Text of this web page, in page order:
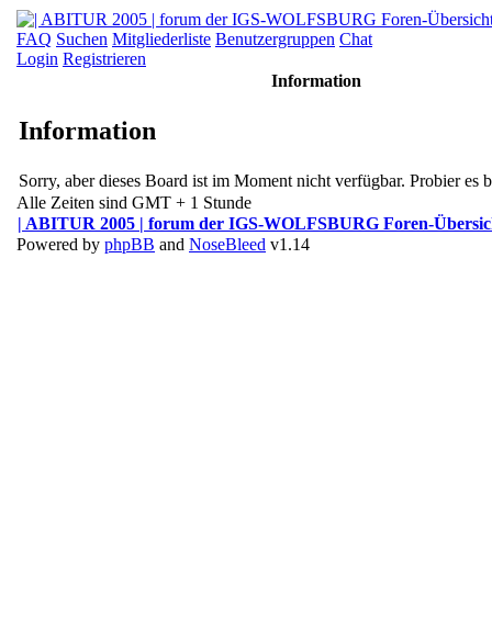
FAQ Suchen Mitgliederliste Benutzergruppen Chat
Login Registrieren
Information
Information
Sorry, aber dieses Board ist im Moment nicht verfügbar. Probier es
Alle Zeiten sind GMT + 1 Stunde
| ABITUR 2005 | forum der IGS-WOLFSBURG Foren-
Powered by phpBB and NoseBleed v1.14